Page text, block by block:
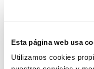
Esta página web usa
Utilizamos cookies
prestación de servicios